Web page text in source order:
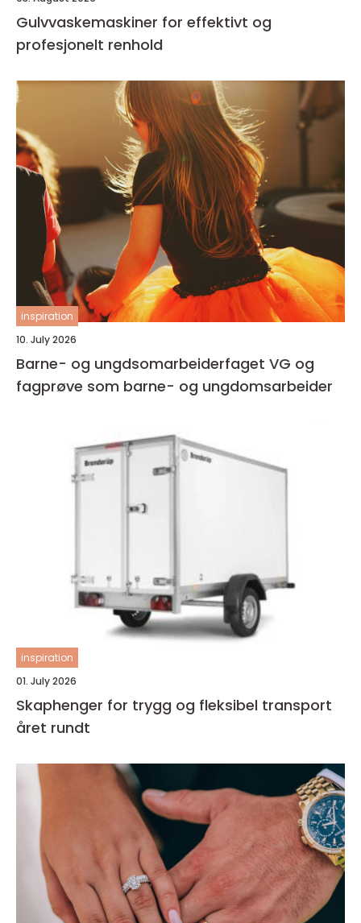
Gulvvaskemaskiner for effektivt og
profesjonelt renhold
inspiration
10. July 2026
Barne- og ungdsomarbeiderfaget VG og
fagprøve som barne- og ungdomsarbeider
inspiration
01. July 2026
Skaphenger for trygg og fleksibel transport
året rundt